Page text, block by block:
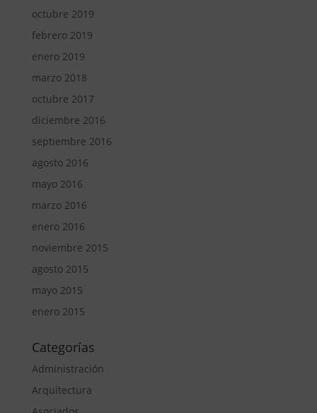
octubre 2019
febrero 2019
enero 2019
marzo 2018
octubre 2017
diciembre 2016
septiembre 2016
agosto 2016
mayo 2016
marzo 2016
enero 2016
noviembre 2015
agosto 2015
mayo 2015
enero 2015
Categorías
Administración
Arquitectura